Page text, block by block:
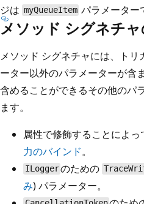
ジは myQueueItem パラメーター
メソッド シグネチ
メソッド シグネチャには、ト
ーター以外のパラメーターが含
含めることができるその他のパ
ます。
属性で修飾することによ
力のバインド。
ILoggerのための
み) パラメーター。